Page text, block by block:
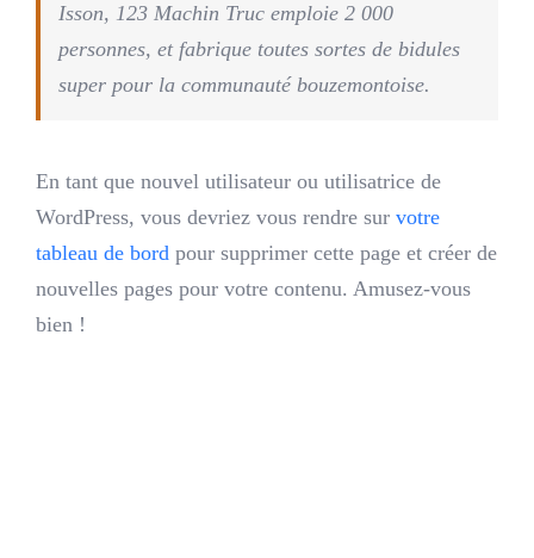
Isson, 123 Machin Truc emploie 2 000
personnes, et fabrique toutes sortes de bidules
super pour la communauté bouzemontoise.
En tant que nouvel utilisateur ou utilisatrice de
WordPress, vous devriez vous rendre sur votre
tableau de bord pour supprimer cette page et créer de
nouvelles pages pour votre contenu. Amusez-vous
bien !